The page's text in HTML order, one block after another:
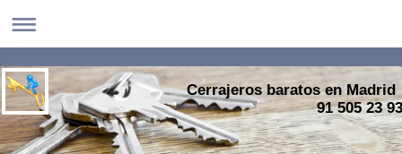
Cerrajeros baratos en Madrid
91 505 23